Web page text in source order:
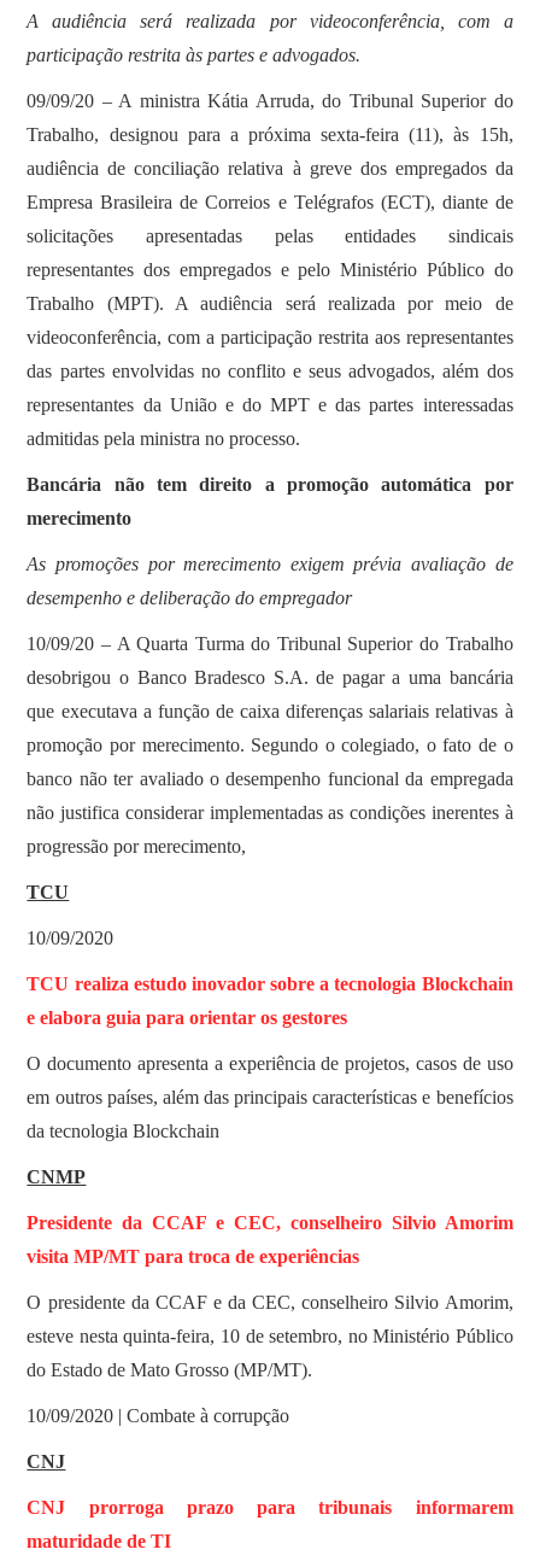
A audiência será realizada por videoconferência, com a
participação restrita às partes e advogados.
09/09/20 – A ministra Kátia Arruda, do Tribunal Superior do
Trabalho, designou para a próxima sexta-feira (11), às 15h,
audiência de conciliação relativa à greve dos empregados da
Empresa Brasileira de Correios e Telégrafos (ECT), diante de
solicitações apresentadas pelas entidades sindicais
representantes dos empregados e pelo Ministério Público do
Trabalho (MPT). A audiência será realizada por meio de
videoconferência, com a participação restrita aos representantes
das partes envolvidas no conflito e seus advogados, além dos
representantes da União e do MPT e das partes interessadas
admitidas pela ministra no processo.
Bancária não tem direito a promoção automática por
merecimento
As promoções por merecimento exigem prévia avaliação de
desempenho e deliberação do empregador
10/09/20 – A Quarta Turma do Tribunal Superior do Trabalho
desobrigou o Banco Bradesco S.A. de pagar a uma bancária
que executava a função de caixa diferenças salariais relativas à
promoção por merecimento. Segundo o colegiado, o fato de o
banco não ter avaliado o desempenho funcional da empregada
não justifica considerar implementadas as condições inerentes à
progressão por merecimento,
TCU
10/09/2020
TCU realiza estudo inovador sobre a tecnologia Blockchain
e elabora guia para orientar os gestores
O documento apresenta a experiência de projetos, casos de uso
em outros países, além das principais características e benefícios
da tecnologia Blockchain
CNMP
Presidente da CCAF e CEC, conselheiro Silvio Amorim
visita MP/MT para troca de experiências
O presidente da CCAF e da CEC, conselheiro Silvio Amorim,
esteve nesta quinta-feira, 10 de setembro, no Ministério Público
do Estado de Mato Grosso (MP/MT).
10/09/2020 | Combate à corrupção
CNJ
CNJ prorroga prazo para tribunais informarem
maturidade de TI